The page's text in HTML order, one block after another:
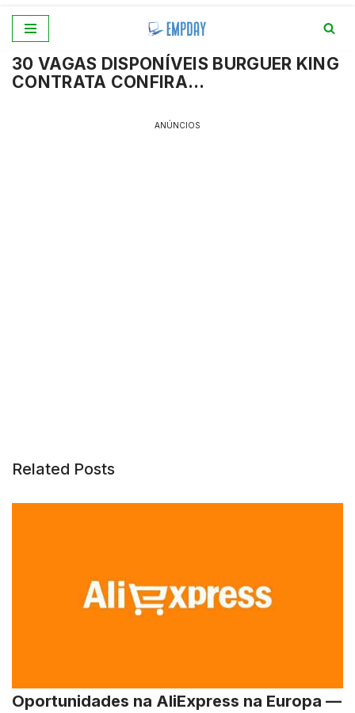
para
o
30 VAGAS DISPONÍVEIS BURGUER KING
CONTRATA CONFIRA…
ANÚNCIOS
Related Posts
Oportunidades na AliExpress na Europa —